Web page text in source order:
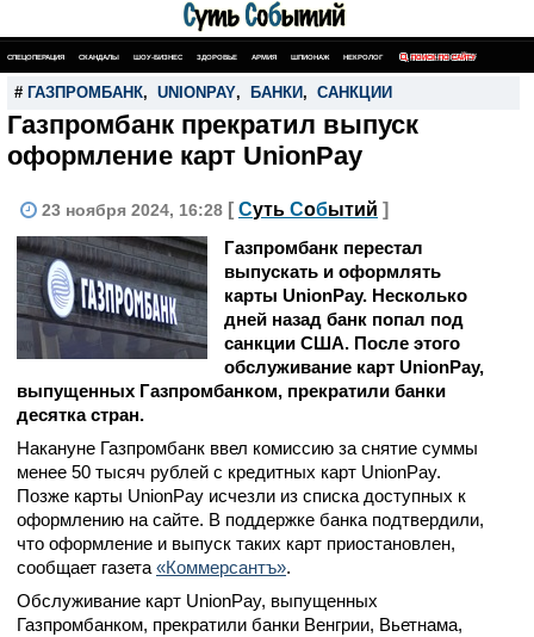
СПЕЦОПЕРАЦИЯ СКАНДАЛЫ ШОУ-БИЗНЕС ЗДОРОВЬЕ АРМИЯ ШПИОНАЖ НЕКРОЛОГ ПОИСК ПО САЙТУ
# ГАЗПРОМБАНК, UNIONPAY, БАНКИ , САНКЦИИ
Газпромбанк прекратил выпуск
оформление карт UnionPay
23 ноября 2024, 16:28 [ Суть Событий ]
Газпромбанк перестал
выпускать и оформлять
карты UnionPay. Несколько
дней назад банк попал под
санкции США. После этого
обслуживание карт UnionPay,
выпущенных Газпромбанком, прекратили банки
десятка стран.
Накануне Газпромбанк ввел комиссию за снятие суммы
менее 50 тысяч рублей с кредитных карт UnionPay.
Позже карты UnionPay исчезли из списка доступных к
оформлению на сайте. В поддержке банка подтвердили,
что оформление и выпуск таких карт приостановлен,
сообщает газета «Коммерсантъ».
Обслуживание карт UnionPay, выпущенных
Газпромбанком, прекратили банки Венгрии, Вьетнама,